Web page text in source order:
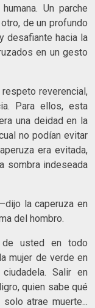
Un parche
de un profundo
desafiante hacia la
en un gesto
reverencial,
Para ellos, esta
una deidad en la
no podían evitar
era evitada,
sombra indeseada
la caperuza en
del hombro.
usted en todo
mujer de verde en
Salir en
quien sabe qué
atrae muerte...